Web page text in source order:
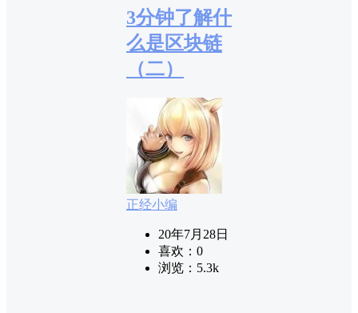
3分钟了解什
么是区块链
（二）
正经小编
20年7月28日
喜欢： 0
浏览： 5.3k